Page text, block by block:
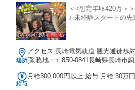
＜<想定年収420万＞
♪ 未経験スタートの先
場所
アクセス 長崎電気軌道 観光通徒歩
橋徒歩約4分、ＪＲ長崎本線 長崎（
[勤務地：〒850-0841長崎県長崎市
給与
月給300,000円以上 給与 月給 30万